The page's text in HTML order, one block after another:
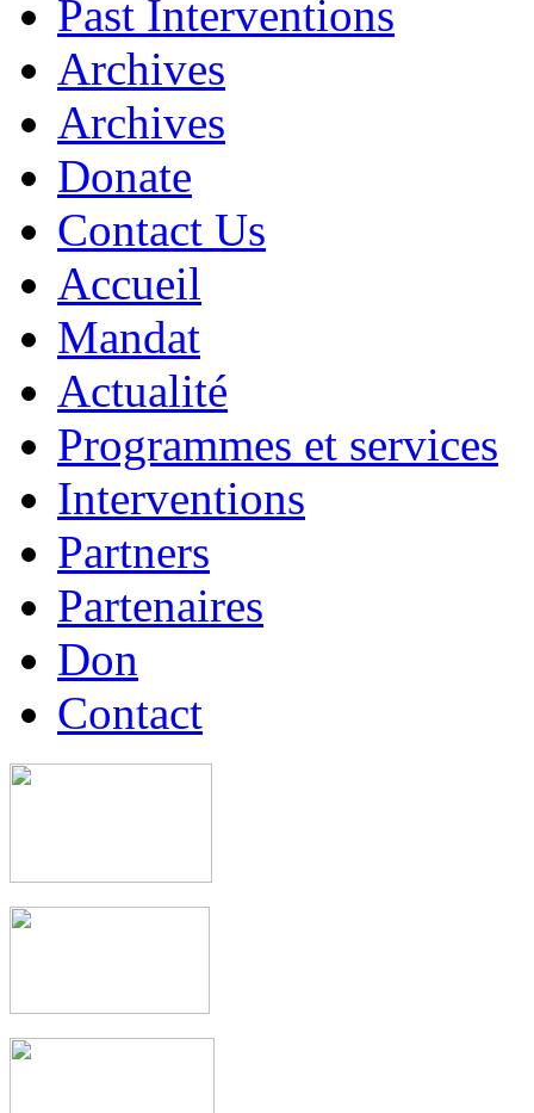
Past Interventions
Archives
Archives
Donate
Contact Us
Accueil
Mandat
Actualité
Programmes et services
Interventions
Partners
Partenaires
Don
Contact